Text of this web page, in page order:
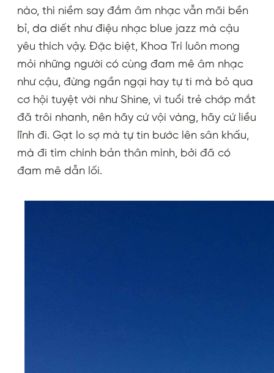
nào, thì niềm say đắm âm nhạc vẫn mãi bền
bỉ, da diết như điệu nhạc blue jazz mà cậu
yêu thích vậy. Đặc biệt, Khoa Trí luôn mong
mỏi những người có cùng đam mê âm nhạc
như cậu, đừng ngần ngại hay tự ti mà bỏ qua
cơ hội tuyệt vời như Shine, vì tuổi trẻ chớp mắt
đã trôi nhanh, nên hãy cứ vội vàng, hãy cứ liều
lĩnh đi. Gạt lo sợ mà tự tin bước lên sân khấu,
mà đi tìm chính bản thân mình, bởi đã có
đam mê dẫn lối.